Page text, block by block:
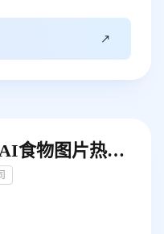

【聚美智数】AI食物图片热量识别-菜品图片热量识别-菜品热量识别-食物热量识别-食物卡路里识别-图片热量...